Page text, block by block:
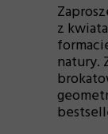
z
natury.